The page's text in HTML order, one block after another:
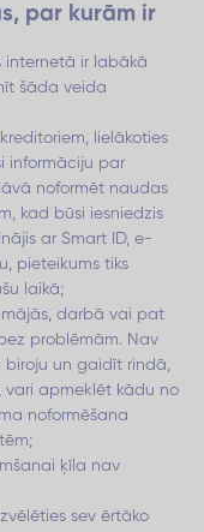
par kurām ir
internetā ir labākā
šāda veida
lielākoties
informāciju par
noformēt naudas
kad būsi iesniedzis
ar Smart ID, e-
pieteikums tiks
laikā;
mājās, darbā vai pat
problēmām. Nav
un gaidīt rindā,
vari apmeklēt kādu no
noformēšana
ķīla nav
sev ērtāko